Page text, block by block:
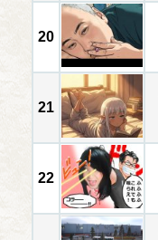
20
21
22